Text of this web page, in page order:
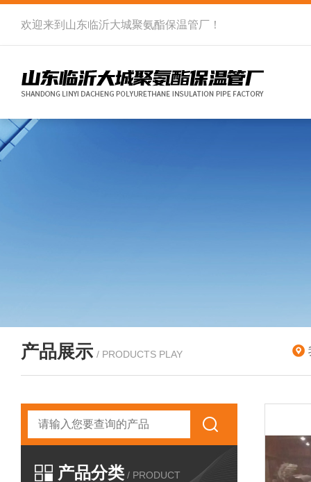
欢迎来到 山东临沂大城聚氨酯保温管厂 ！
产品展示 / PRODUCTS PLAY
产品分类 / PRODUCT